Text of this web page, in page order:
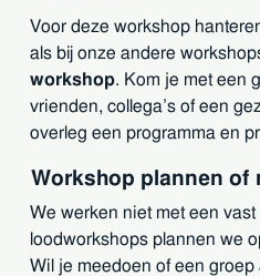
Voor deze workshop
als bij onze andere
workshop. Kom je met een
vrienden, collega’s of een
overleg een programma en
Workshop plannen of
We werken niet met een
loodworkshops plannen we
Wil je meedoen of een